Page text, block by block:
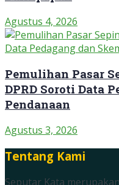
Agustus 4, 2026
Pemulihan Pasar
DPRD Soroti Data
Pendanaan
Agustus 3, 2026
Tentang Kami
Seputar Kata